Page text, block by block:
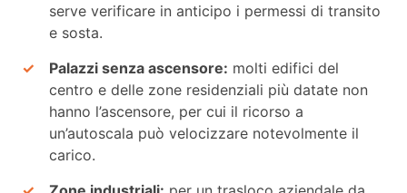
serve verificare in anticipo i permessi di transito
e sosta.
Palazzi senza ascensore: molti edifici del
centro e delle zone residenziali più datate non
hanno l’ascensore, per cui il ricorso a
un’autoscala può velocizzare notevolmente il
carico.